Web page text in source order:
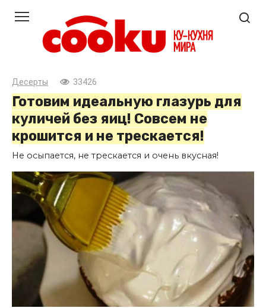
контенту
Десерты 33426
Готовим идеальную глазурь для
куличей без яиц! Совсем не
крошится и не трескается!
Не осыпается, не трескается и очень вкусная!